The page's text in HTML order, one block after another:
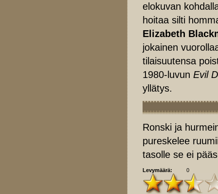
elokuvan
hoitaa silti
Elizabeth
jokainen
tilaisuutensa
1980-luvun Evil
yllätys.
Ronski ja
pureskelee
tasolle se ei
Levymäärä: 0